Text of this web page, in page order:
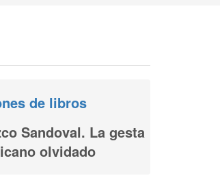
de libros
Sandoval. La gesta
olvidado